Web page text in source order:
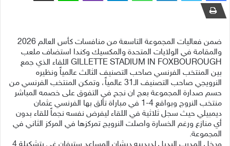
ضمن فعاليات المجموعة التاسعة من منافسات كأس العالم 2026
والمقامة في الولايات المتحدة والمكسيك وكندا استضاف ملعب
GILLETTE STADIUM IN FOXBOUROUGH اللقاء الذي جمع
بين المنتخب الفرنسي صاحب التصنيف الثالث عالمياً ونظيره
النرويجي صاحب التصنيف الـ31 عالمياً، وتمكن المنتخب الفرنسي من
حسم صدارة المجموعة بعج ان نجح في التفوق على خصمه المباشر
منتخب النروج وبواقع 4-1 في مباراة تألق بها الفرنسي عثمان
ديمبيلي حيث سجل ثلاثية في اللقاء ليفرض نفسه نجماً للقاء بدون
أي منازع ورغم الخسارة واصلت النرويج تمركزها في المركز الثاني في
المجموعة.